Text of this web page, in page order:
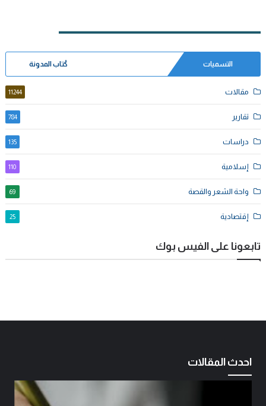
التسميات كُتاب المدونة
مقالات 11244
تقارير 784
دراسات 135
إسلامية 110
واحة الشعر والقصة 69
إقتصادية 25
تابعونا على الفيس بوك
احدث المقالات